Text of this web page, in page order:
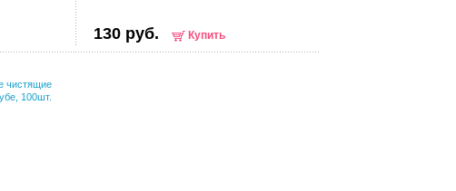
130 руб. Купить
чистящие
100шт.